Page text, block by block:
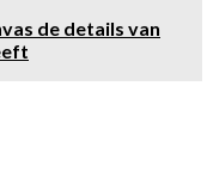
de details van